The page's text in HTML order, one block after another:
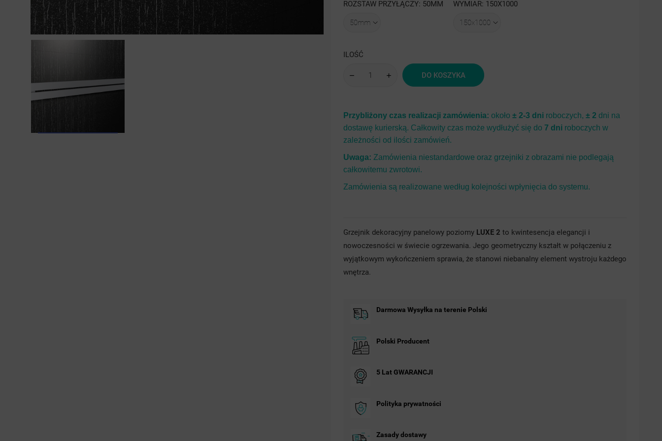
drobinki
srebra
drobinki
strukturamat gładki luty
drobinki
srebra
jasny ciemnyI
ROZSTAW PRZYŁĄCZY: 50MM WYMIAR: 150X1000
ILOŚĆ
DO KOSZYKA
Przybliżony czas realizacji zamówienia: około ± 2-3 dni roboczych, ± 2 dni na
dostawę kurierską. Całkowity czas może wydłużyć się do 7 dni roboczych w
zależności od ilości zamówień.
Uwaga: Zamówienia niestandardowe oraz grzejniki z obrazami nie podlegają
całkowitemu zwrotowi.
Zamówienia są realizowane według kolejności wpłynięcia do systemu.
Grzejnik dekoracyjny panelowy poziomy LUXE 2 to kwintesencja elegancji i
nowoczesności w świecie ogrzewania. Jego geometryczny kształt w połączeniu z
wyjątkowym wykończeniem sprawia, że stanowi niebanalny element wystroju każdego
wnętrza.
Darmowa Wysyłka na terenie Polski
Polski Producent
5 Lat GWARANCJI
Polityka prywatności
Zasady dostawy